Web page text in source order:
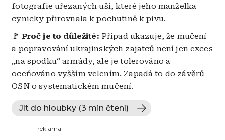
fotografie uřezaných uší, které jeho manželka
cynicky přirovnala k pochutině k pivu.
🚩 ​Proč je to důležité: Případ ukazuje, že mučení
a popravování ukrajinských zajatců není jen exces
„na spodku“ armády, ale je tolerováno a
oceňováno vyšším velením. Zapadá to do závěrů
OSN o systematickém mučení.
Jít do hloubky (3 min čtení)
reklama